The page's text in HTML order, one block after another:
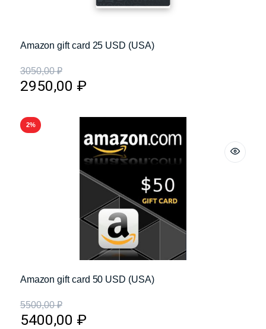
Amazon gift card 25 USD (USA)
3050,00₽
2950,00 ₽
2%
Amazon gift card 50 USD (USA)
5500,00₽
5400,00 ₽